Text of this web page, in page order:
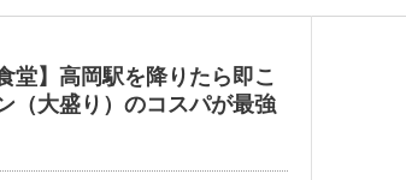
堂】高岡駅を降りたら即こ
（大盛り）のコスパが最強